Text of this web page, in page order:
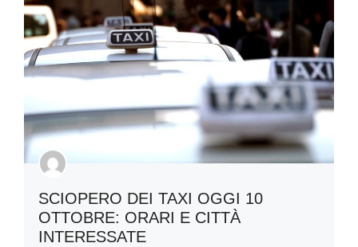
SCIOPERO DEI TAXI OGGI 10
OTTOBRE: ORARI E CITTÀ
INTERESSATE